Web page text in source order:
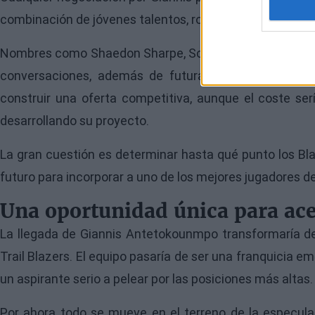
combinación de jóvenes talentos, rondas del Draft y
Nombres como Shaedon Sharpe, Scoot Henderson o
conversaciones, además de futuras selecciones de
construir una oferta competitiva, aunque el coste
desarrollando su proyecto.
La gran cuestión es determinar hasta qué punto los
futuro para incorporar a uno de los mejores jugadores
Una oportunidad única para
La llegada de Giannis Antetokounmpo transformaría
Trail Blazers. El equipo pasaría de ser una franquicia
un aspirante serio a pelear por las posiciones más altas.